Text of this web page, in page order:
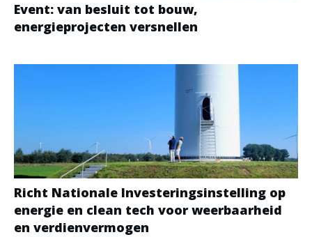
Event: van besluit tot bouw,
energieprojecten versnellen
Richt Nationale Investeringsinstelling op
energie en clean tech voor weerbaarheid
en verdienvermogen